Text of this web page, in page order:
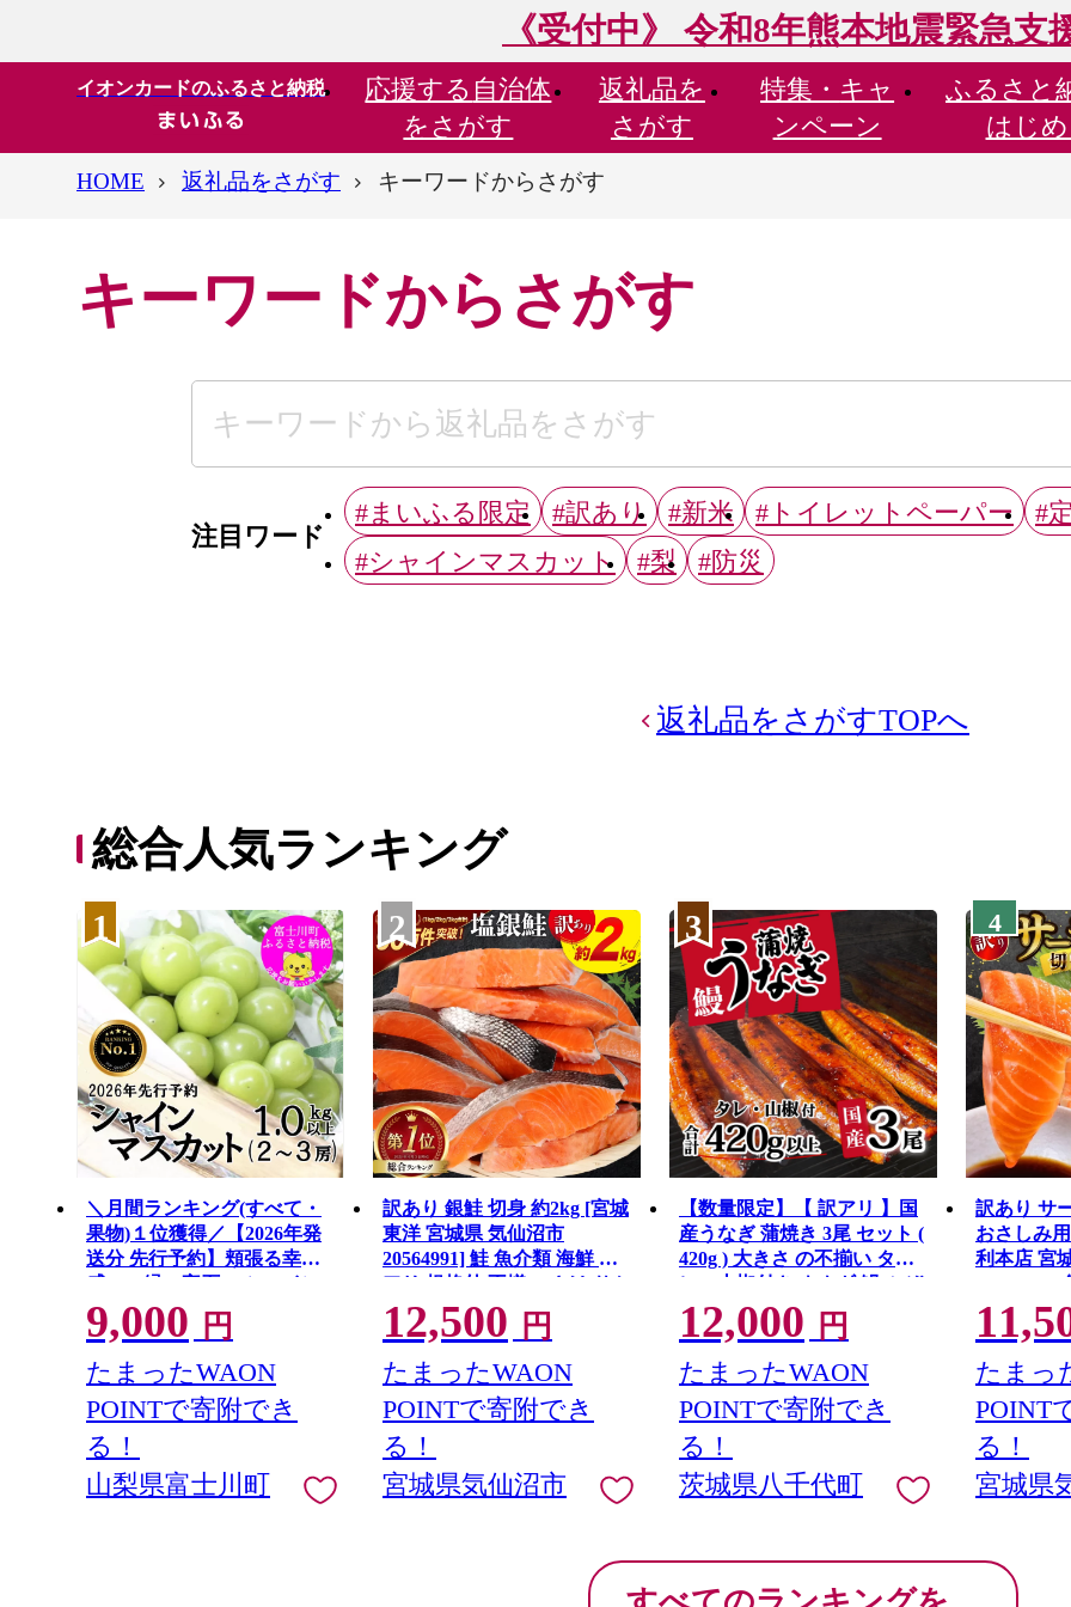
《受付中》 令和8年熊本地震緊急支
イオンカードのふるさと納税 応援する 自治体
をさがす
返礼品を
さがす
特集・ キャ
ンペーン
ふるさと
はじ
HOME 返礼品をさがす キーワードからさがす
キーワードからさがす
注目ワード
#まいふる限定 #訳あり #新米 #トイレットペーパー
#
#シャインマスカット
#梨 #防災
返礼品をさがすTOPへ
総合人気ランキング
1
＼月間ランキング(すべて・
果物)１位獲得／【2026年発
送分 先行予約】頬張る幸福
感 〜緑の宝石・ シャイン
マスカット 〜 １ｋｇ以上
（２〜３房） フルーツ 山梨
県産 果物 くだもの シャイン
マスカット ぶどう ブドウ 葡
萄 大粒 種なし 先行予約 富士
川町 10000円 一万円 9000円
九千円
9,000 円
たまったWAON
POINTで寄附でき
る！
山梨県富士川町
2
訳あり 銀鮭 切身 約2kg [宮城
東洋 宮城県 気仙沼市
20564991] 鮭 魚介類 海鮮 訳
アリ 規格外 不揃い さけ サケ
鮭切身 シャケ 切り身 冷凍 家
庭用 おかず 弁当 支援 サーモ
ン 銀鮭切り身 魚 わけあり
12,500 円
たまったWAON
POINTで寄附でき
る！
宮城県気仙沼市
3
【数量限定】【 訳アリ 】国
産うなぎ 蒲焼き 3尾 セット (
420g ) 大きさ の不揃い タ
レ・山椒付き ウナギ 鰻 ふぞ
ろい 不揃い うな重 ひつまぶ
し 人気 茨城 八千代町 ふるさ
と納税 冷凍 [SF951ya]
12,000 円
たまったWAON
POINTで寄附でき
る！
茨城県八千代町
4
訳あり サ
おさしみ
利本店 宮
し身 刺し
包装 チリ
丼 魚介
たまっ
POINT
る！
宮城県